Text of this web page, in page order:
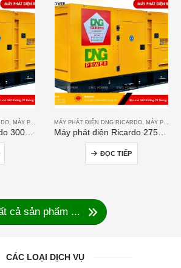
MÁY PHÁT ĐIỆN RICARDO MÁY PHÁT ĐIỆN DNG RICARDO MÁY PHÁT ĐIỆN RICARDO
ĐỌC TIẾP
cả sản phẩm ...
CÁC LOẠI DỊCH VỤ